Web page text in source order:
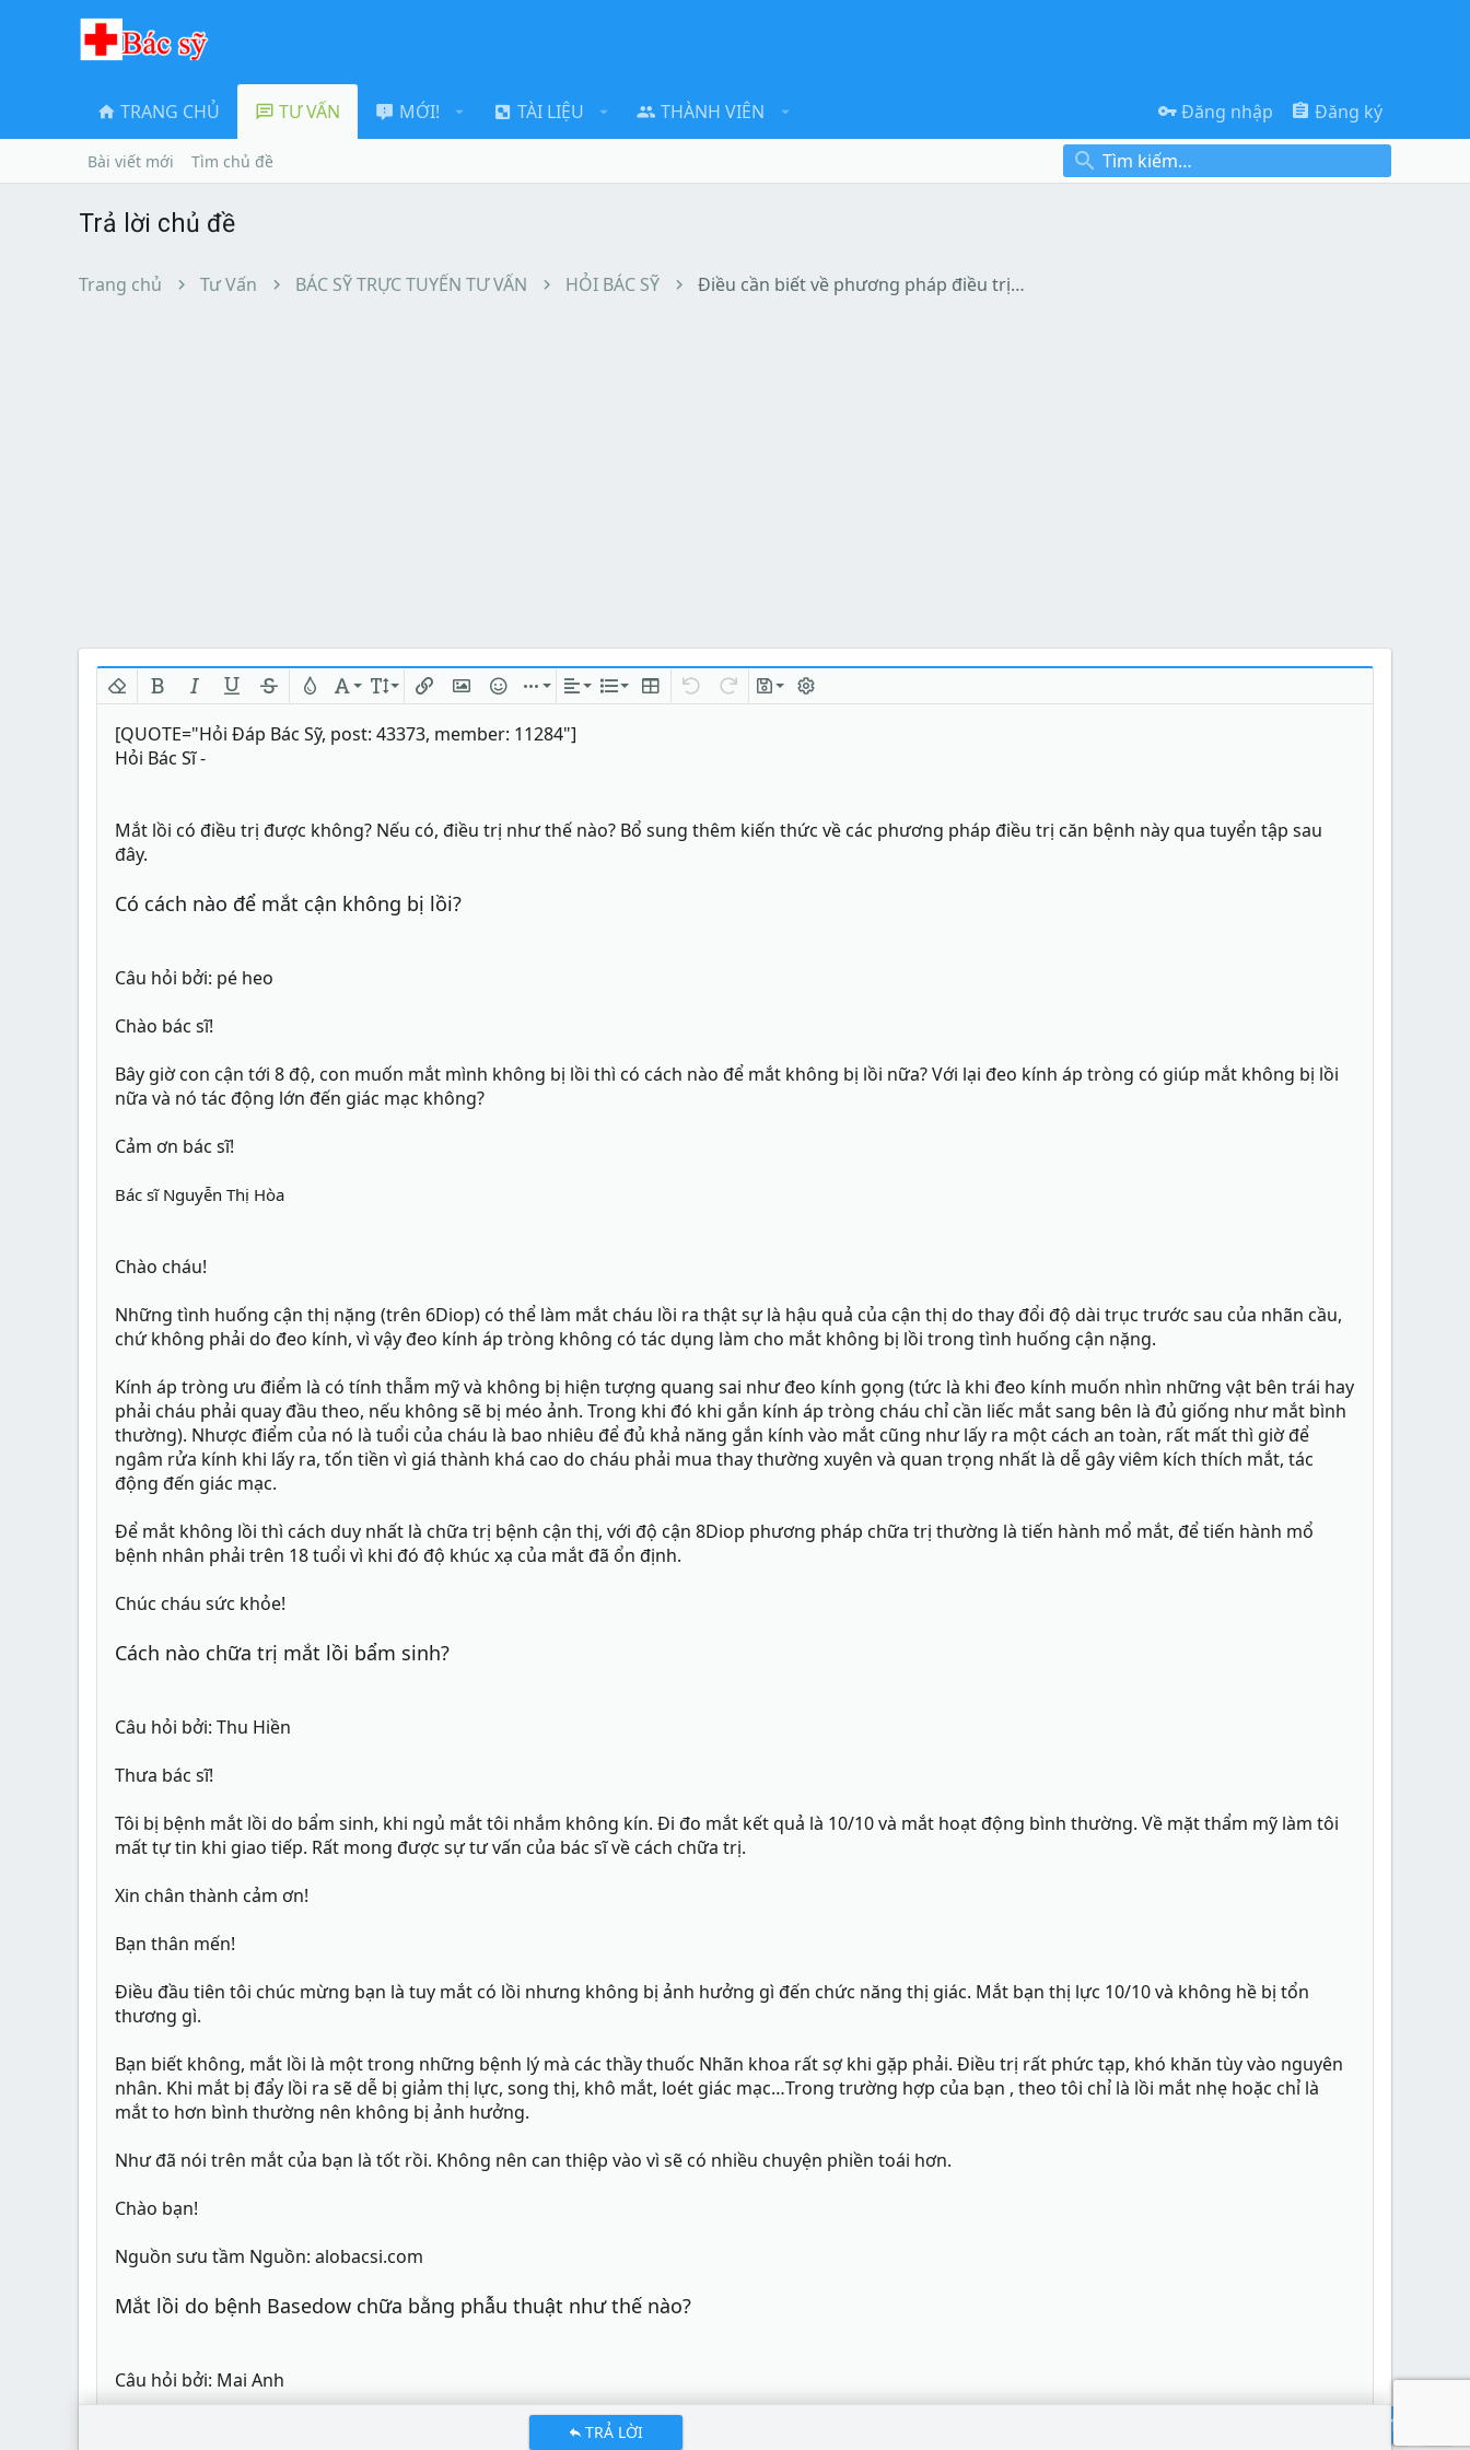
TRANG CHỦ TƯ VẤN MỚI! TÀI LIỆU THÀNH VIÊN Đăng nhập Đăng ký
Bài viết mới Tìm chủ đề
Trả lời chủ đề
Trang chủ Tư Vấn BÁC SỸ TRỰC TUYẾN TƯ VẤN HỎI BÁC SỸ Điều cần biết về phương pháp điều trị mắt lồi
Xóa định dạng
In đậmIn nghiêng
Gạch chân
Gạch ngang
Màu chữPhông chữ
Kích thước
Chèn liên kết
Chèn hình ảnh
Mặt cười
ChènCăn lề
[QUOTE="Hỏi Đáp Bác Sỹ, post: 43373, member: 11284"]
Hỏi Bác Sĩ -
Mắt lồi có điều trị được không? Nếu có, điều trị như thế nào? Bổ sung thêm kiến thức về các phương pháp điều trị căn bệnh này qua tuyển tập sau
đây.
Có cách nào để mắt cận không bị lồi?
Câu hỏi bởi: pé heo
Chào bác sĩ!
Bây giờ con cận tới 8 độ, con muốn mắt mình không bị lồi thì có cách nào để mắt không bị lồi nữa? Với lại đeo kính áp tròng có giúp mắt không bị lồi
nữa và nó tác động lớn đến giác mạc không?
Cảm ơn bác sĩ!
Bác sĩ Nguyễn Thị Hòa
Chào cháu!
Những tình huống cận thị nặng (trên 6Diop) có thể làm mắt cháu lồi ra thật sự là hậu quả của cận thị do thay đổi độ dài trục trước sau của nhãn cầu,
chứ không phải do đeo kính, vì vậy đeo kính áp tròng không có tác dụng làm cho mắt không bị lồi trong tình huống cận nặng.
Kính áp tròng ưu điểm là có tính thẫm mỹ và không bị hiện tượng quang sai như đeo kính gọng (tức là khi đeo kính muốn nhìn những vật bên trái hay
phải cháu phải quay đầu theo, nếu không sẽ bị méo ảnh. Trong khi đó khi gắn kính áp tròng cháu chỉ cần liếc mắt sang bên là đủ giống như mắt bình
thường). Nhược điểm của nó là tuổi của cháu là bao nhiêu để đủ khả năng gắn kính vào mắt cũng như lấy ra một cách an toàn, rất mất thì giờ để
ngâm rửa kính khi lấy ra, tốn tiền vì giá thành khá cao do cháu phải mua thay thường xuyên và quan trọng nhất là dễ gây viêm kích thích mắt, tác
động đến giác mạc.
Để mắt không lồi thì cách duy nhất là chữa trị bệnh cận thị, với độ cận 8Diop phương pháp chữa trị thường là tiến hành mổ mắt, để tiến hành mổ
bệnh nhân phải trên 18 tuổi vì khi đó độ khúc xạ của mắt đã ổn định.
Chúc cháu sức khỏe!
Cách nào chữa trị mắt lồi bẩm sinh?
Câu hỏi bởi: Thu Hiền
Thưa bác sĩ!
Tôi bị bệnh mắt lồi do bẩm sinh, khi ngủ mắt tôi nhắm không kín. Đi đo mắt kết quả là 10/10 và mắt hoạt động bình thường. Về mặt thẩm mỹ làm tôi
mất tự tin khi giao tiếp. Rất mong được sự tư vấn của bác sĩ về cách chữa trị.
Xin chân thành cảm ơn!
Bạn thân mến!
Điều đầu tiên tôi chúc mừng bạn là tuy mắt có lồi nhưng không bị ảnh hưởng gì đến chức năng thị giác. Mắt bạn thị lực 10/10 và không hề bị tổn
thương gì.
Bạn biết không, mắt lồi là một trong những bệnh lý mà các thầy thuốc Nhãn khoa rất sợ khi gặp phải. Điều trị rất phức tạp, khó khăn tùy vào nguyên
nhân. Khi mắt bị đẩy lồi ra sẽ dễ bị giảm thị lực, song thị, khô mắt, loét giác mạc…Trong trường hợp của bạn , theo tôi chỉ là lồi mắt nhẹ hoặc chỉ là
mắt to hơn bình thường nên không bị ảnh hưởng.
Như đã nói trên mắt của bạn là tốt rồi. Không nên can thiệp vào vì sẽ có nhiều chuyện phiền toái hơn.
Chào bạn!
Nguồn sưu tầm Nguồn: alobacsi.com
Mắt lồi do bệnh Basedow chữa bằng phẫu thuật như thế nào?
Câu hỏi bởi: Mai Anh
TRẢ LỜI TOP